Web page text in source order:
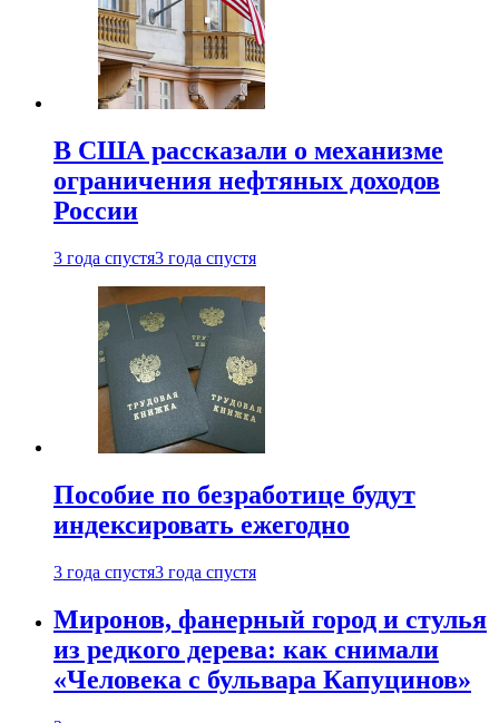
В США рассказали о механизме
ограничения нефтяных доходов
России
3 года спустя3 года спустя
Пособие по безработице будут
индексировать ежегодно
3 года спустя3 года спустя
Миронов, фанерный город и стулья
из редкого дерева: как снимали
«Человека с бульвара Капуцинов»